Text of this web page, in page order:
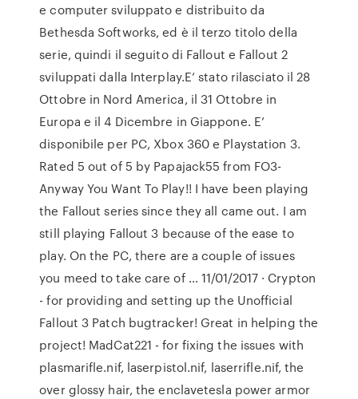
e computer sviluppato e distribuito da
Bethesda Softworks, ed è il terzo titolo della
serie, quindi il seguito di Fallout e Fallout 2
sviluppati dalla Interplay.E’ stato rilasciato il 28
Ottobre in Nord America, il 31 Ottobre in
Europa e il 4 Dicembre in Giappone. E’
disponibile per PC, Xbox 360 e Playstation 3.
Rated 5 out of 5 by Papajack55 from FO3-
Anyway You Want To Play!! I have been playing
the Fallout series since they all came out. I am
still playing Fallout 3 because of the ease to
play. On the PC, there are a couple of issues
you meed to take care of … 11/01/2017 · Crypton
- for providing and setting up the Unofficial
Fallout 3 Patch bugtracker! Great in helping the
project! MadCat221 - for fixing the issues with
plasmarifle.nif, laserpistol.nif, laserrifle.nif, the
over glossy hair, the enclavetesla power armor